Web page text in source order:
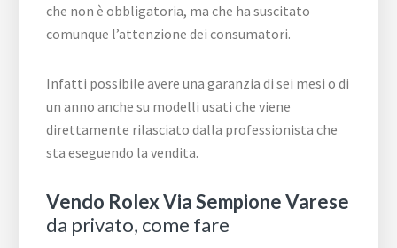
che non è obbligatoria, ma che ha suscitato
comunque l’attenzione dei consumatori.
Infatti possibile avere una garanzia di sei mesi o di
un anno anche su modelli usati che viene
direttamente rilasciato dalla professionista che
sta eseguendo la vendita.
Vendo Rolex Via Sempione Varese
da privato, come fare